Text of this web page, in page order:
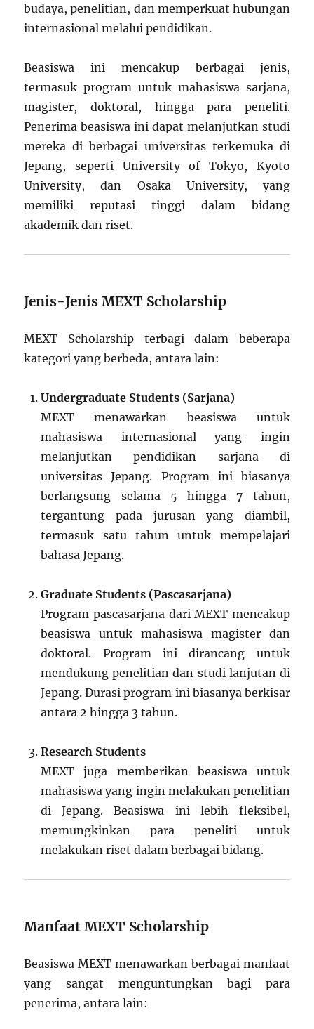
budaya, penelitian, dan memperkuat hubungan
internasional melalui pendidikan.
Beasiswa ini mencakup berbagai jenis,
termasuk program untuk mahasiswa sarjana,
magister, doktoral, hingga para peneliti.
Penerima beasiswa ini dapat melanjutkan studi
mereka di berbagai universitas terkemuka di
Jepang, seperti University of Tokyo, Kyoto
University, dan Osaka University, yang
memiliki reputasi tinggi dalam bidang
akademik dan riset.
Jenis-Jenis MEXT Scholarship
MEXT Scholarship terbagi dalam beberapa
kategori yang berbeda, antara lain:
Undergraduate Students (Sarjana)
MEXT menawarkan beasiswa untuk
mahasiswa internasional yang ingin
melanjutkan pendidikan sarjana di
universitas Jepang. Program ini biasanya
berlangsung selama 5 hingga 7 tahun,
tergantung pada jurusan yang diambil,
termasuk satu tahun untuk mempelajari
bahasa Jepang.
Graduate Students (Pascasarjana)
Program pascasarjana dari MEXT mencakup
beasiswa untuk mahasiswa magister dan
doktoral. Program ini dirancang untuk
mendukung penelitian dan studi lanjutan di
Jepang. Durasi program ini biasanya berkisar
antara 2 hingga 3 tahun.
Research Students
MEXT juga memberikan beasiswa untuk
mahasiswa yang ingin melakukan penelitian
di Jepang. Beasiswa ini lebih fleksibel,
memungkinkan para peneliti untuk
melakukan riset dalam berbagai bidang.
Manfaat MEXT Scholarship
Beasiswa MEXT menawarkan berbagai manfaat
yang sangat menguntungkan bagi para
penerima, antara lain: